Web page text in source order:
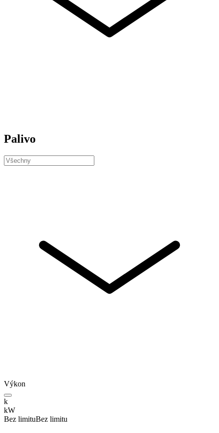
Palivo
Výkon
k
kW
Bez limituBez limitu